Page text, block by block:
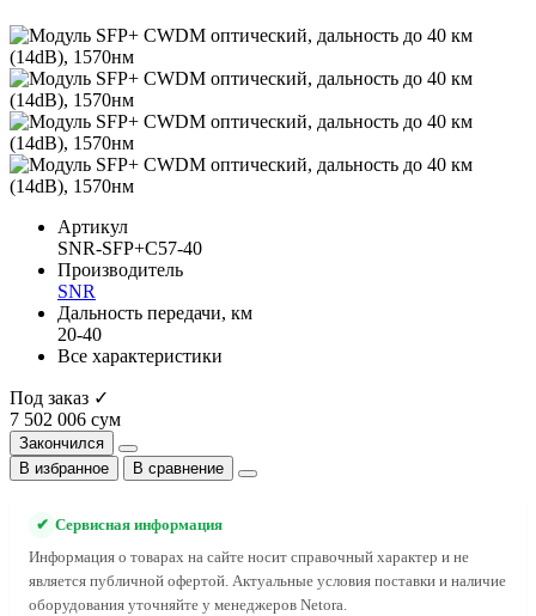
Артикул
SNR-SFP+C57-40
Производитель
SNR
Дальность передачи, км
20-40
Все характеристики
Под заказ ✓
7 502 006 сум
Закончился
В избранное
В сравнение
✔ Сервисная информация
Информация о товарах на сайте носит справочный характер и не
является публичной офертой. Актуальные условия поставки и наличие
оборудования уточняйте у менеджеров Netora.